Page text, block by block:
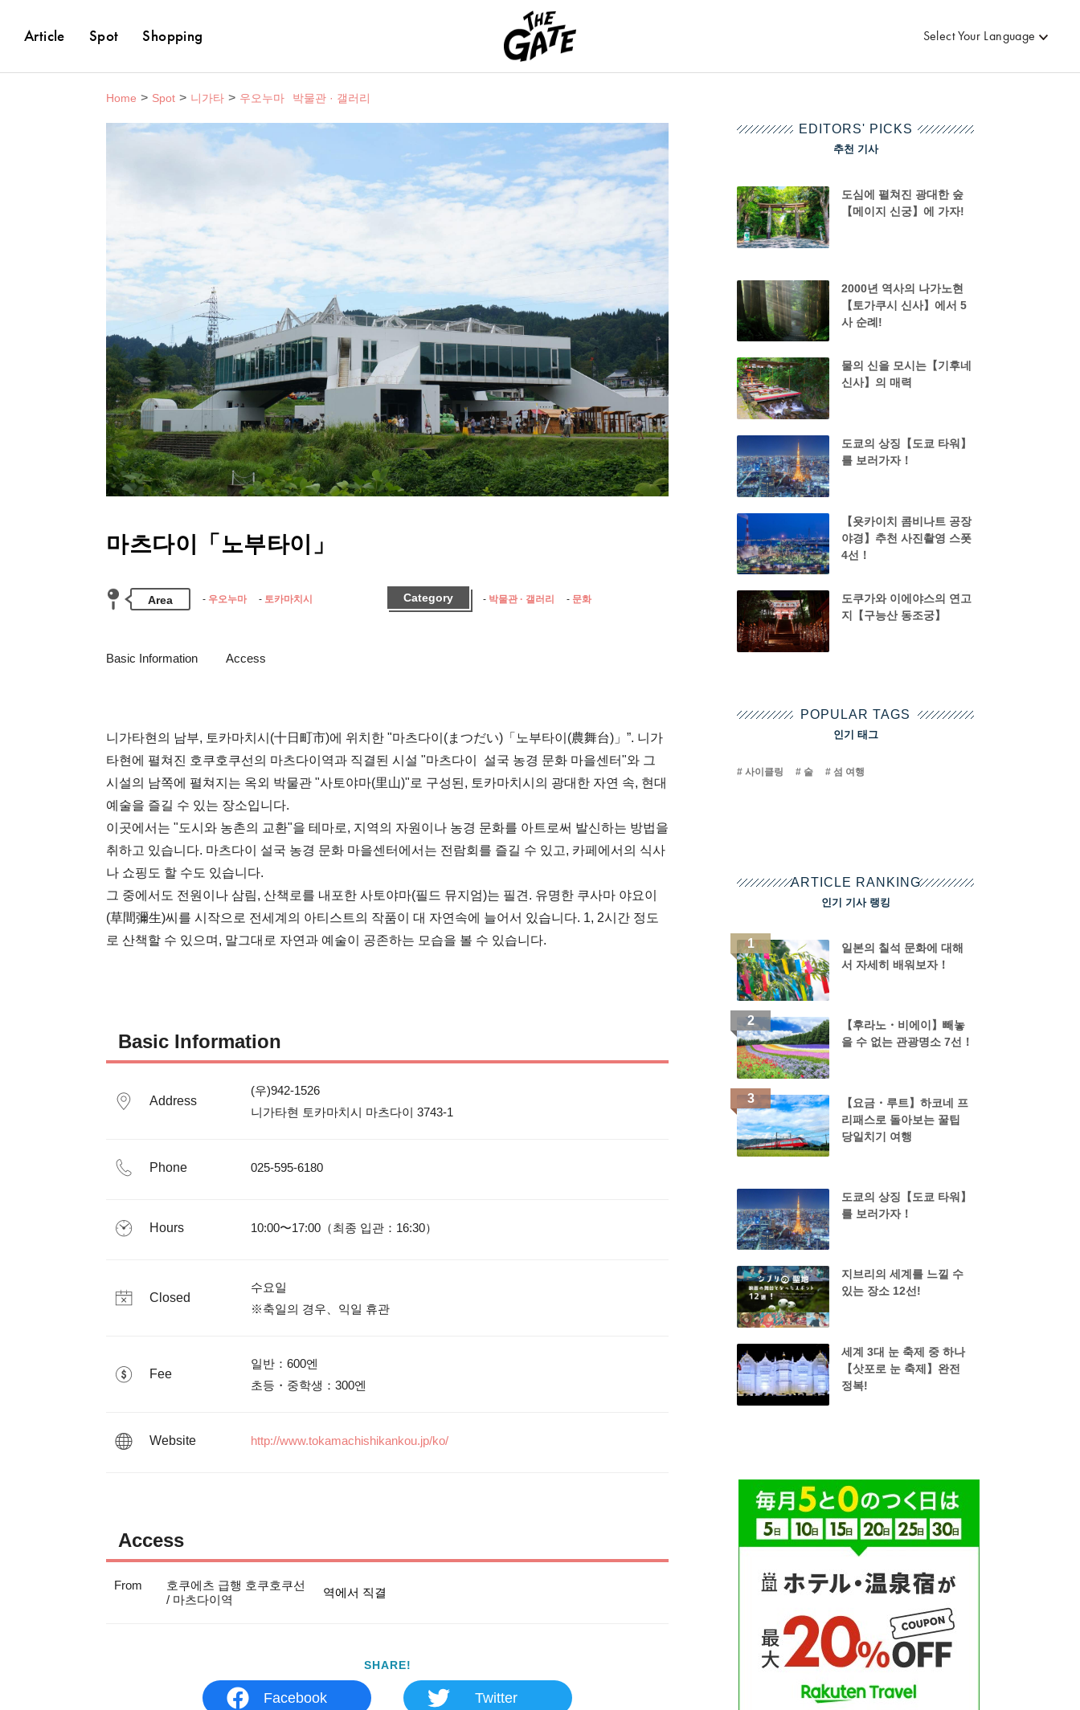
Article Spot Shopping Select Your Language
Home Spot 니가타 우오누마 박물관 · 갤러리
마츠다이「노부타이」
Area 우오누마 토카마치시 Category 박물관 · 갤러리 문화
Basic Information Access
니가타현의 남부, 토카마치시(十日町市)에 위치한 "마츠다이(まつだい)「노부타이(農舞台)」”. 니가
타현에 펼쳐진 호쿠호쿠선의 마츠다이역과 직결된 시설 "마츠다이  설국 농경 문화 마을센터"와 그
시설의 남쪽에 펼쳐지는 옥외 박물관 "사토야마(里山)"로 구성된, 토카마치시의 광대한 자연 속, 현대
예술을 즐길 수 있는 장소입니다.
이곳에서는 "도시와 농촌의 교환"을 테마로, 지역의 자원이나 농경 문화를 아트로써 발신하는 방법을
취하고 있습니다. 마츠다이 설국 농경 문화 마을센터에서는 전람회를 즐길 수 있고, 카페에서의 식사
나 쇼핑도 할 수도 있습니다.
그 중에서도 전원이나 삼림, 산책로를 내포한 사토야마(필드 뮤지엄)는 필견. 유명한 쿠사마 야요이
(草間彌生)씨를 시작으로 전세계의 아티스트의 작품이 대 자연속에 늘어서 있습니다. 1, 2시간 정도
로 산책할 수 있으며, 말그대로 자연과 예술이 공존하는 모습을 볼 수 있습니다.
Basic Information
Address
(우)942-1526
니가타현 토카마치시 마츠다이 3743-1
Phone 025-595-6180
Hours 10:00〜17:00（최종 입관：16:30）
Closed
수요일
※축일의 경우、익일 휴관
Fee
일반：600엔
초등・중학생：300엔
Website http://www.tokamachishikankou.jp/ko/
Access
From
호쿠에츠 급행 호쿠호쿠선
/ 마츠다이역
역에서 직결
SHARE!
Facebook Twitter
EDITORS' PICKS
추천 기사
도심에 펼쳐진 광대한 숲
【메이지 신궁】에 가자!
2000년 역사의 나가노현
【토가쿠시 신사】에서 5
사 순례!
물의 신을 모시는【기후네
신사】의 매력
도쿄의 상징【도쿄 타워】
를 보러가자！
【욧카이치 콤비나트 공장
야경】추천 사진촬영 스폿
4선！
도쿠가와 이에야스의 연고
지【구능산 동조궁】
POPULAR TAGS
인기 태그
사이클링 술 섬 여행
ARTICLE RANKING
인기 기사 랭킹
일본의 칠석 문화에 대해
서 자세히 배워보자！
【후라노・비에이】빼놓
을 수 없는 관광명소 7선！
【요금・루트】하코네 프
리패스로 돌아보는 꿀팁
당일치기 여행
도쿄의 상징【도쿄 타워】
를 보러가자！
지브리의 세계를 느낄 수
있는 장소 12선!
세계 3대 눈 축제 중 하나
【삿포로 눈 축제】완전
정복!